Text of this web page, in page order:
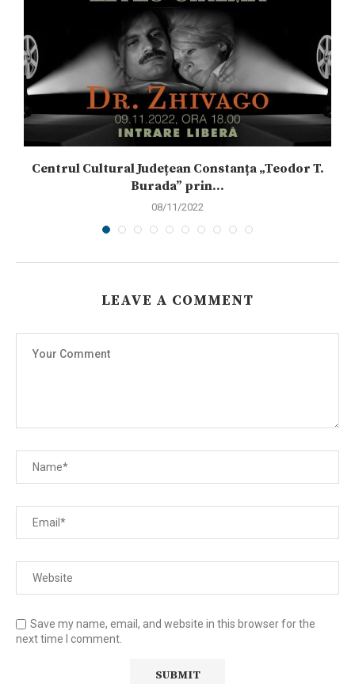
Centrul Cultural Județean Constanța „Teodor T.
Burada” prin...
08/11/2022
LEAVE A COMMENT
Save my name, email, and website in this browser for the
next time I comment.